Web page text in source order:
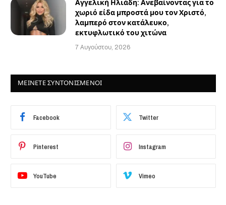
Αγγελική Ηλιάδη: Ανεβαίνοντας για το
χωριό είδα μπροστά μου τον Χριστό,
λαμπερό στον κατάλευκο,
εκτυφλωτικό του χιτώνα
7 Αυγούστου, 2026
ΜΕΙΝΕΤΕ ΣΥΝΤΟΝΙΣΜΕΝΟΙ
Facebook Twitter
Pinterest Instagram
YouTube Vimeo